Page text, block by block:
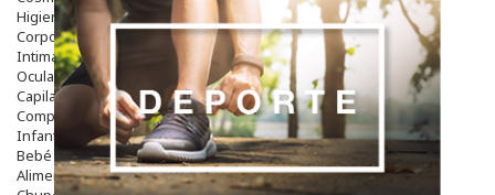
Higiene
Corporal
Intima
Ocular
Capilar
Complementos
Infantil
Bebé
Alimentación Y Complementos